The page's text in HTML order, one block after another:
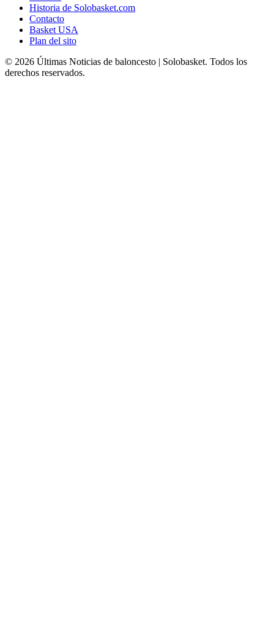
Historia de Solobasket.com
Contacto
Basket USA
Plan del sito
© 2026 Últimas Noticias de baloncesto | Solobasket. Todos los
derechos reservados.